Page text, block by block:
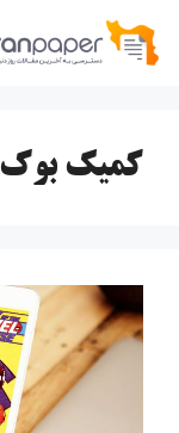
پرش
کمیک بوک